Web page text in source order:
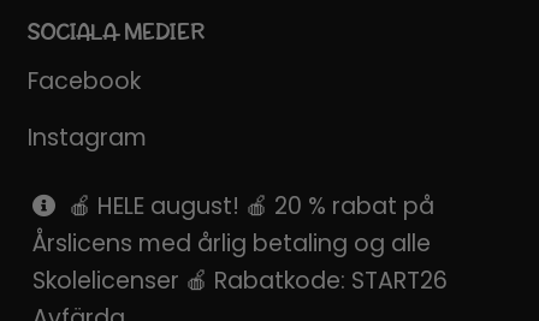
SOCIALA MEDIER
Facebook
Instagram
Pinterest
SnapChat
🍎 HELE august! 🍎 20 % rabat på
Årslicens med årlig betaling og alle
Skolelicenser 🍎 Rabatkode: START26